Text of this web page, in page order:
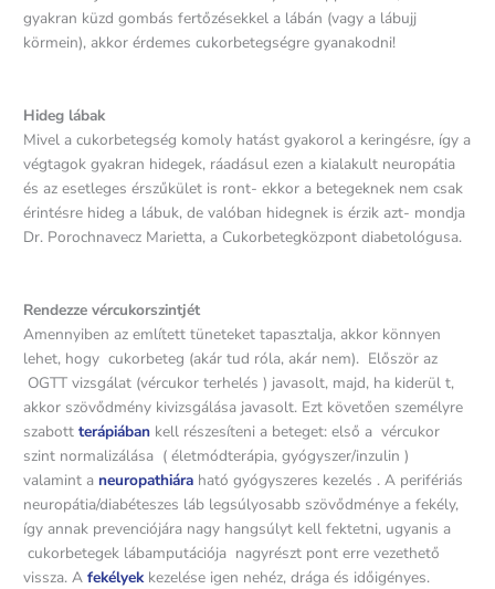
gyakran küzd gombás fertőzésekkel a lábán (vagy a lábujj
körmein), akkor érdemes cukorbetegségre gyanakodni!
Hideg lábak
Mivel a cukorbetegség komoly hatást gyakorol a keringésre, így a
végtagok gyakran hidegek, ráadásul ezen a kialakult neuropátia
és az esetleges érszűkület is ront- ekkor a betegeknek nem csak
érintésre hideg a lábuk, de valóban hidegnek is érzik azt- mondja
Dr. Porochnavecz Marietta, a Cukorbetegközpont diabetológusa.
Rendezze vércukorszintjét
Amennyiben az említett tüneteket tapasztalja, akkor könnyen
lehet, hogy cukorbeteg (akár tud róla, akár nem). Először az
OGTT vizsgálat (vércukor terhelés ) javasolt, majd, ha kiderül t,
akkor szövődmény kivizsgálása javasolt. Ezt követően személyre
szabottterápiában kell részesíteni a beteget: első a vércukor
szint normalizálása ( életmódterápia, gyógyszer/inzulin )
valamint aneuropathiára ható gyógyszeres kezelés . A perifériás
neuropátia/diabéteszes láb legsúlyosabb szövődménye a fekély,
így annak prevenciójára nagy hangsúlyt kell fektetni, ugyanis a
cukorbetegek lábamputációja nagyrészt pont erre vezethető
vissza. Afekélyekkezelése igen nehéz, drága és időigényes.